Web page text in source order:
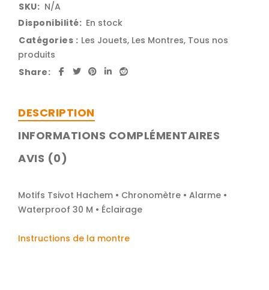
SKU: N/A
Disponibilité: En stock
Catégories : Les Jouets, Les Montres, Tous nos
produits
Share:
DESCRIPTION
INFORMATIONS COMPLÉMENTAIRES
AVIS (0)
Motifs Tsivot Hachem • Chronomètre • Alarme •
Waterproof 30 M • Éclairage
Instructions de la montre